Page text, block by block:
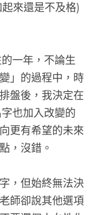
來還是不及格)
一年，不論生
」的過程中，時
盤後，我決定在
也加入改變的
更有希望的未來
，沒錯。
，但始終無法決
師卻說其他選項